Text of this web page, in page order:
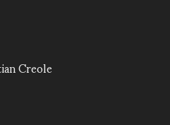
Creole